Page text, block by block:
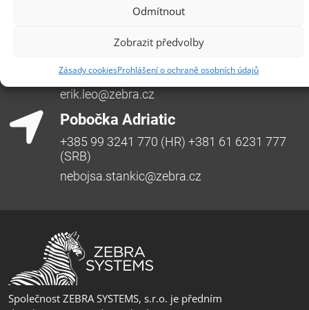
Odmítnout
Zobrazit předvolby
Zásady cookiesProhlášení o ochraně osobních údajů
Česká republika, +420 491 615 380,
Pobočka Slovensko
+421 917 554 499
erik.leo@zebra.cz
Pobočka Adriatic
+385 99 3241 770 (HR) +381 61 6231 777
(SRB)
nebojsa.stankic@zebra.cz
Společnost ZEBRA SYSTEMS, s.r.o. je předním